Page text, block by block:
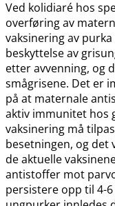
Ved kolidiaré hos
overføring av
vaksinering av
beskyttelse av
etter avvenning, og
smågrisene. Det er
på at maternale
aktiv immunitet hos
vaksinering må
besetningen, og
de aktuelle
antistoffer mot
persistere opp til 4-